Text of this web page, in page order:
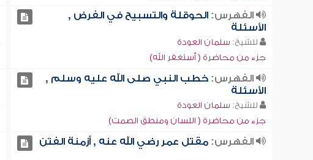
الفهرس:الحوقلة والتسبيح في الفرض ,
الأسئلة
للشيخ: سلمان العودة
جزء من محاضرة ( أستغفر الله)
الفهرس:خطب النبي صلى الله عليه وسلم ,
الأسئلة
للشيخ: سلمان العودة
جزء من محاضرة ( اللسان ومنطق الصمت)
الفهرس:مقتل عمر رضي الله عنه , أزمنة الفتن